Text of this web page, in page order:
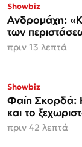
Showbiz
Ανδρομάχη:
των
πριν 13 λεπτά
Showbiz
Φαίη Σκορδά:
και το
πριν 42 λεπτά